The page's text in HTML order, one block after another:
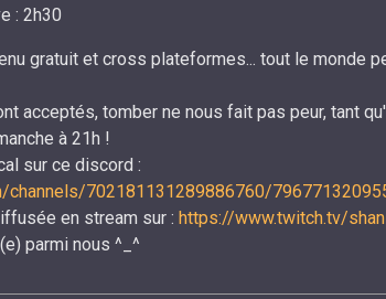
: 2h30
gratuit et cross plateformes... tout le monde
acceptés, tomber ne nous fait pas peur, tant
à 21h !
sur ce discord :
channels/702181131289886760/
en stream sur : https://www.twitch.tv/
parmi nous ^_^